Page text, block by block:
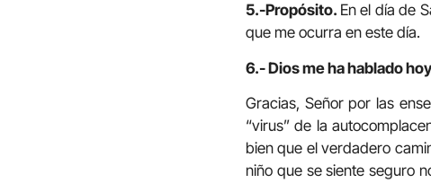
5.-Propósito. En el día de
que me ocurra en este día.
6.- Dios me ha hablado
Gracias, Señor por las
“virus” de la
bien que el verdadero
niño que se siente seguro